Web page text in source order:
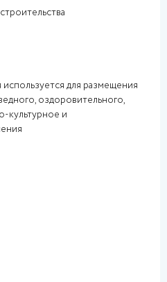
для размещения
оздоровительного,
культурное и